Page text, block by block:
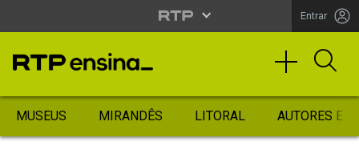
Entrar
MUSEUS MIRANDÊS LITORAL AUTORES